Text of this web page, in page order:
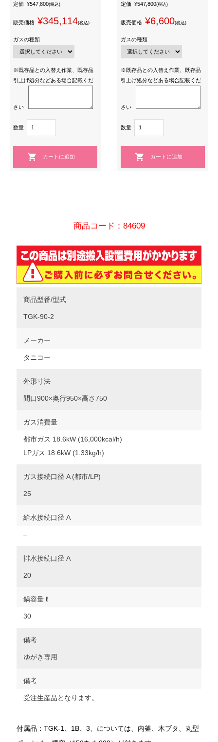
定価 ¥547,800(税込)
販売価格 ¥345,114(税込)
ガスの種類
※既存品との入替え作業、既存品
引上げ処分などある場合記載くだ
さい
数量
定価 ¥547,800(税込)
販売価格 ¥6,600(税込)
ガスの種類
※既存品との入替え作業、既存品
引上げ処分などある場合記載くだ
さい
数量
商品コード：84609
商品型番/型式
TGK-90-2
メーカー
タニコー
外形寸法
間口900×奥行950×高さ750
ガス消費量
都市ガス 18.6kW (16,000kcal/h)
LPガス 18.6kW (1.33kg/h)
ガス接続口径 A (都市/LP)
25
給水接続口径 A
–
排水接続口径 A
20
鍋容量 ℓ
30
備考
ゆがき専用
備考
受注生産品となります。
付属品：TGK-1、1B、3、については、内釜、木ブタ、丸型